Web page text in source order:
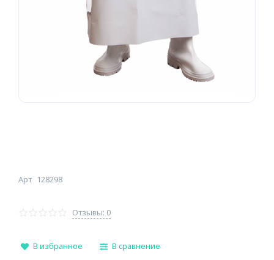
Арт 128298
Отзывы: 0
В избранное В сравнение